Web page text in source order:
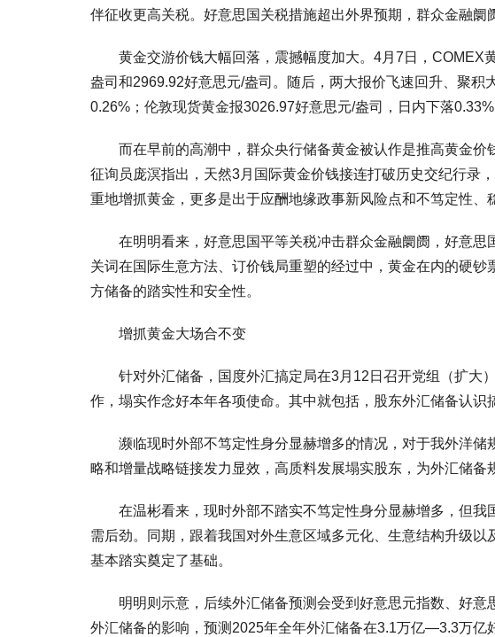
伴征收更高关税。好意思国关税措施超出外界预期，群众金融阛
黄金交游价钱大幅回落，震撼幅度加大。4月7日，COMEX
盎司和2969.92好意思元/盎司。随后，两大报价飞速回升、聚
0.26%；伦敦现货黄金报3026.97好意思元/盎司，日内下落0.33%
而在早前的高潮中，群众央行储备黄金被认作是推高黄金价
征询员庞溟指出，天然3月国际黄金价钱接连打破历史交纪行录
重地增抓黄金，更多是出于应酬地缘政事新风险点和不笃定性、
在明明看来，好意思国平等关税冲击群众金融阛阓，好意思
关词在国际生意方法、订价钱局重塑的经过中，黄金在内的硬
方储备的踏实性和安全性。
增抓黄金大场合不变
针对外汇储备，国度外汇搞定局在3月12日召开党组（扩大）
作，塌实作念好本年各项使命。其中就包括，股东外汇储备认识
濒临现时外部不笃定性身分显赫增多的情况，对于我外洋储
略和增量战略链接发力显效，高质料发展塌实股东，为外汇储备
在温彬看来，现时外部不踏实不笃定性身分显赫增多，但我
需后劲。同期，跟着我国对外生意区域多元化、生意结构升级
基本踏实奠定了基础。
明明则示意，后续外汇储备预测会受到好意思元指数、好意
外汇储备的影响，预测2025年全年外汇储备在3.1万亿—3.3万亿